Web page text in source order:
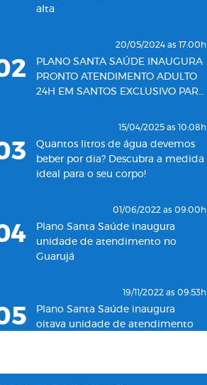
alta
20/05/2024 as 17:00h
PLANO SANTA SAÚDE INAUGURA
PRONTO ATENDIMENTO ADULTO
24H EM SANTOS EXCLUSIVO PARA
15/04/2025 as 10:08h
Quantos litros de água devemos
beber por dia? Descubra a medida
ideal para o seu corpo!
01/06/2022 as 09:00h
Plano Santa Saúde inaugura
unidade de atendimento no
Guarujá
19/11/2022 as 09:53h
Plano Santa Saúde inaugura
oitava unidade de atendimento
03/06/2024 as 10:04h